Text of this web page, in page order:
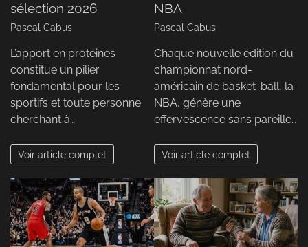
sélection 2026
Pascal Cabus
L’apport en protéines
constitue un pilier
fondamental pour les
sportifs et toute personne
cherchant à…
Voir article complet
NBA
Pascal Cabus
Chaque nouvelle édition du
championnat nord-
américain de basket-ball, la
NBA, génère une
effervescence sans pareille…
Voir article complet